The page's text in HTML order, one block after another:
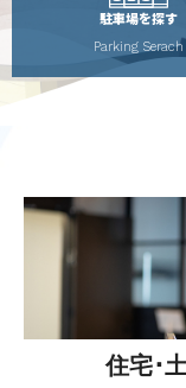
駐車場を探す
Parking Serach
住宅･